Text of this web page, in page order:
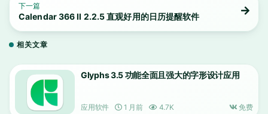
下一篇
Calendar 366 II 2.2.5 直观好用的日历提醒软件
相关文章
Glyphs 3.5 功能全面且强大的字形设计应用
应用软件 1 月前 4.7K 免费